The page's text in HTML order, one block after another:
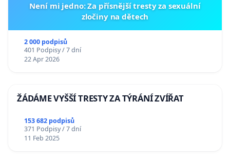
Není mi jedno: Za přísnější tresty za sexuální
zločiny na dětech
2 000 podpisů
401 Podpisy / 7 dní
22 Apr 2026
ŽÁDÁME VYŠŠÍ TRESTY ZA TÝRÁNÍ ZVÍŘAT
153 682 podpisů
371 Podpisy / 7 dní
11 Feb 2025